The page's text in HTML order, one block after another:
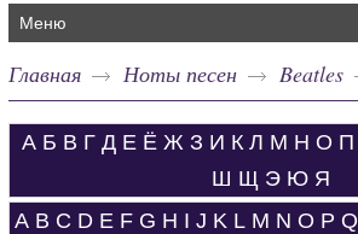
Меню
Главная Ноты песен Beatles
А Б В Г Д Е Ё Ж З И К Л М Н О П
Ш Щ Э Ю Я
A B C D E F G H I J K L M N O P Q